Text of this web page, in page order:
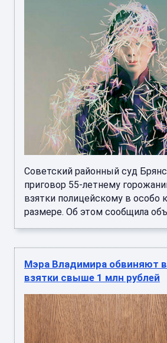
Советский районный суд
приговор 55-летнему
взятки полицейскому в особо
размере. Об этом сообщила
Мэра Владимира обвиняют в
взятки свыше 1 млн рублей